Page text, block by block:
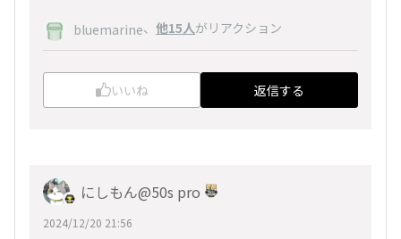
bluemarine、 他15人がリアクション
いいね 返信する
にしもん@50s pro
2024/12/20 21:56